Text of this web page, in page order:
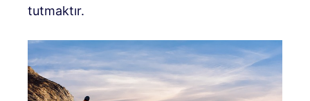
tutmaktır.